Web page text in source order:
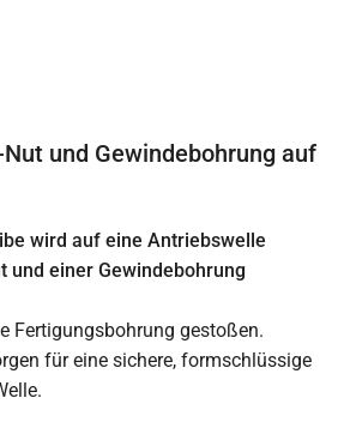
und Gewindebohrung auf
wird auf eine Antriebswelle
und einer Gewindebohrung
Fertigungsbohrung gestoßen.
für eine sichere, formschlüssige